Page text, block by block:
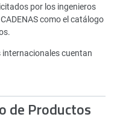
por los ingenieros
como el catálogo
cuentan
de Productos